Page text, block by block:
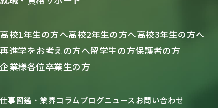
高校1年生の方へ高校2年生の方へ高校3年生の方へ
再進学をお考えの方へ留学生の方保護者の方
企業様各位卒業生の方
仕事図鑑・業界コラムブログニュースお問い合わせ